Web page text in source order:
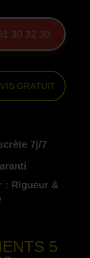
30 32 30
GRATUIT
7j/7
: Rigueur &
5